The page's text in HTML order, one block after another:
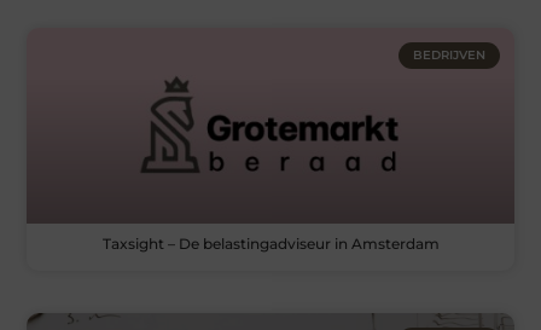
BEDRIJVEN
Taxsight – De belastingadviseur in Amsterdam